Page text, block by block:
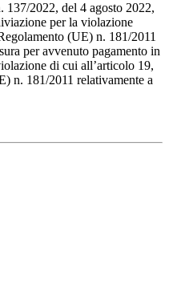
137/2022, del 4 agosto 2022,
per la violazione
(UE) n. 181/2011
per avvenuto pagamento in
di cui all’articolo 19,
n. 181/2011 relativamente a